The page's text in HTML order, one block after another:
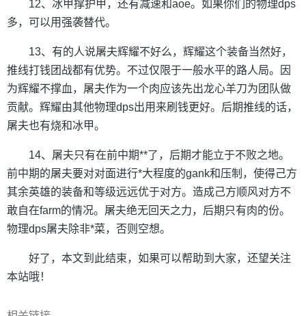
12、冰甲撑护甲，还有减速和aoe。如果你们的物理dps
多，可以用强袭替代。
13、有的人说屠夫辉耀不好么，辉耀这个装备当然好，
推线打钱团战都有优势。不过仅限于一般水平的路人局。因
为辉耀不撑血，屠夫作为一个肉应该先出龙心羊刀为团队做
贡献。辉耀由其他物理dps出用来刷钱更好。后期推线的话，
屠夫也有烧和冰甲。
14、屠夫只有在前中期**了，后期才能立于不败之地。
前中期的屠夫要对对面进行*大程度的gank和压制，使得己方
其余英雄的装备和等级远远优于对方。造成己方顺风对方不
敢自在farm的情况。屠夫绝无回天之力，后期只有肉的份。
物理dps屠夫除非*菜，否则空想。
好了，本文到此结束，如果可以帮助到大家，还望关注
本站哦！